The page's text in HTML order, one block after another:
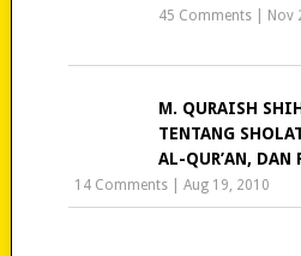
45 Comments Nov
M. QURAISH
TENTANG
AL-QUR’AN, DAN
14 Comments |Aug 19, 2010